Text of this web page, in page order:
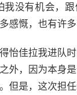
没有机会，跟
感慨，也有许多
佳拉我进队时
外，因为本身
但是，这次担